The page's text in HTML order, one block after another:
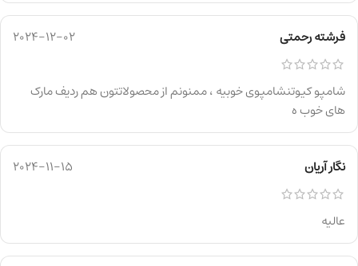
فرشته رحمتی 2024-12-02
شامپو کیوتنشامپوی خوبیه ، ممنونم از محصولاتتون هم ردیف مارک
های خوب ه
نگار آریان 2024-11-15
عالیه